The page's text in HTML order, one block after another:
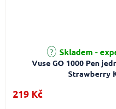
Vuse GO 1000 Pen
Strawberry
Průměrné hodnocení produktu
Skladem -
219 Kč